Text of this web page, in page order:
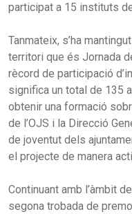
participat a 15 instituts
Tanmateix, s’ha
territori que és Jornada
rècord de participació
significa un total de 135
obtenir una formació
de l’OJS i la Direcció
de joventut dels
el projecte de manera
Continuant amb l’àmbit
segona trobada de